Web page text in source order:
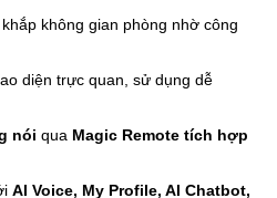
không gian phòng nhờ công
diện trực quan, sử dụng dễ
nói qua Magic Remote tích hợp
AI Voice, My Profile, AI Chatbot,